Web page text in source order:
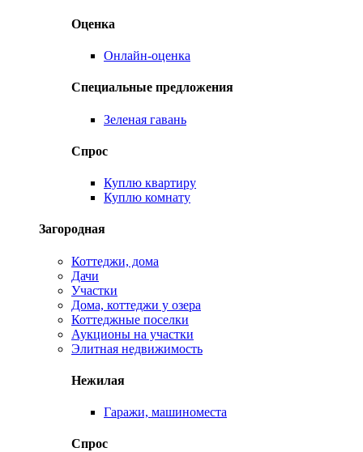
Оценка
Онлайн-оценка
Специальные предложения
Зеленая гавань
Спрос
Куплю квартиру
Куплю комнату
Загородная
Коттеджи, дома
Дачи
Участки
Дома, коттеджи у озера
Коттеджные поселки
Аукционы на участки
Элитная недвижимость
Нежилая
Гаражи, машиноместа
Спрос